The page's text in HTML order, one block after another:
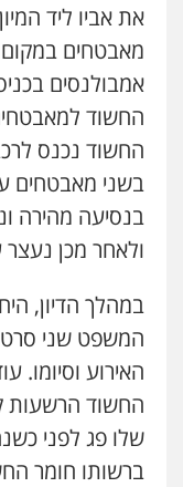
פלילי
את אביו ליד
מאבטחים במקום
אמבולנסים
החשוד
החשוד נכנס
בשני מאבטחים
בנסיעה מהירה
ולאחר מכן
במהלך הדיון,
המשפט שני
האירוע וסיומו.
החשוד הרשעות
שלו פג לפני
ברשותו חומר